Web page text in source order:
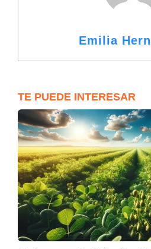
Emilia
TE PUEDE INTERESAR